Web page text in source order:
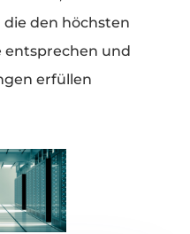
den höchsten
entsprechen und
erfüllen